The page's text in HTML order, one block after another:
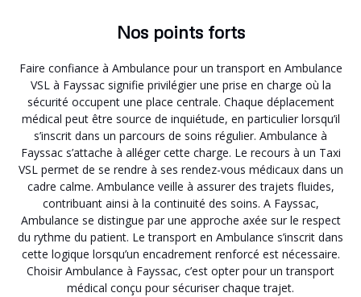
Nos points forts
Faire confiance à Ambulance pour un transport en Ambulance
VSL à Fayssac signifie privilégier une prise en charge où la
sécurité occupent une place centrale. Chaque déplacement
médical peut être source de inquiétude, en particulier lorsqu’il
s’inscrit dans un parcours de soins régulier. Ambulance à
Fayssac s’attache à alléger cette charge. Le recours à un Taxi
VSL permet de se rendre à ses rendez-vous médicaux dans un
cadre calme. Ambulance veille à assurer des trajets fluides,
contribuant ainsi à la continuité des soins. A Fayssac,
Ambulance se distingue par une approche axée sur le respect
du rythme du patient. Le transport en Ambulance s’inscrit dans
cette logique lorsqu’un encadrement renforcé est nécessaire.
Choisir Ambulance à Fayssac, c’est opter pour un transport
médical conçu pour sécuriser chaque trajet.